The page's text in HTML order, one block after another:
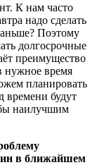
К нам часто
надо сделать
Поэтому
долгосрочные
преимущество
нужное время
планировать
времени будут
наилучшим
в ближайшем